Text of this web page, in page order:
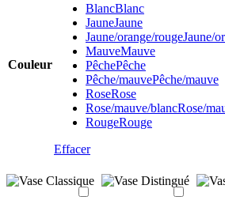
Couleur
BlancBlanc
JauneJaune
Jaune/orange/rougeJaune/
MauveMauve
PêchePêche
Pêche/mauvePêche/mauve
RoseRose
Rose/mauve/blancRose/
RougeRouge
Effacer